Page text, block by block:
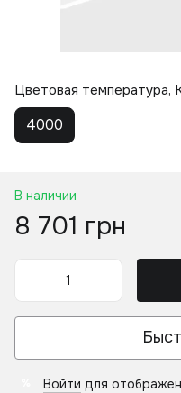
Цветовая температура,
4000
В наличии
8 701 грн
Войти для